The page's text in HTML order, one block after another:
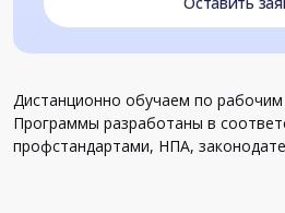
Дистанционно обучаем по рабочим
Программы разработаны в
профстандартами, НПА,